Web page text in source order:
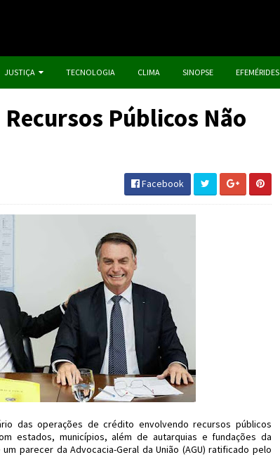
JUSTIÇA TECNOLOGIA CLIMA SINOPSE EFEMÉRIDES
Públicos Não
Facebook
das operações de crédito envolvendo recursos públicos
estados, municípios, além de autarquias e fundações da
parecer da Advocacia-Geral da União (AGU) ratificado pelo